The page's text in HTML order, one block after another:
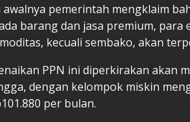
pemerintah mengklaim
barang dan jasa premium,
kecuali sembako, akan
PPN ini diperkirakan akan
dengan kelompok miskin
per bulan.